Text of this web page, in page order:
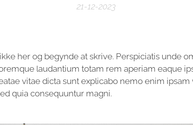
21-12-2023
her og begynde at skrive. Perspiciatis unde
laudantium totam rem aperiam eaque
vitae dicta sunt explicabo nemo enim
quia consequuntur magni.